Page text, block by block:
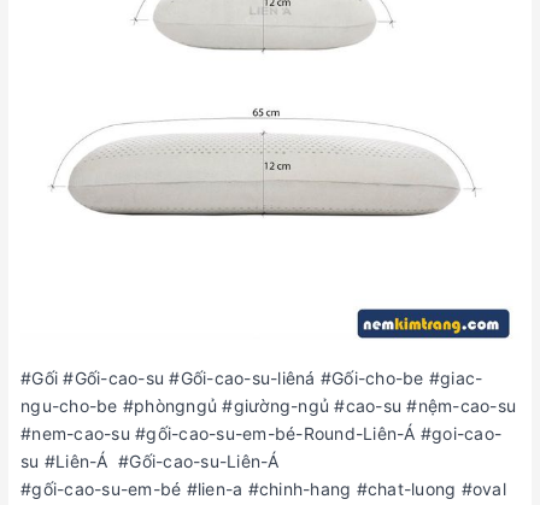
#Gối #Gối-cao-su #Gối-cao-su-liêná #Gối-cho-be #giac-
ngu-cho-be #phòngngủ #giường-ngủ #cao-su #nệm-cao-su
#nem-cao-su #gối-cao-su-em-bé-Round-Liên-Á #goi-cao-
su #Liên-Á #Gối-cao-su-Liên-Á
#gối-cao-su-em-bé #lien-a #chinh-hang #chat-luong #oval